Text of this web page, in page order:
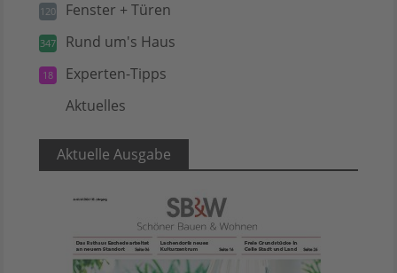
120 Fenster + Türen
347 Rund um's Haus
18 Experten-Tipps
Aktuelles
Aktuelle Ausgabe